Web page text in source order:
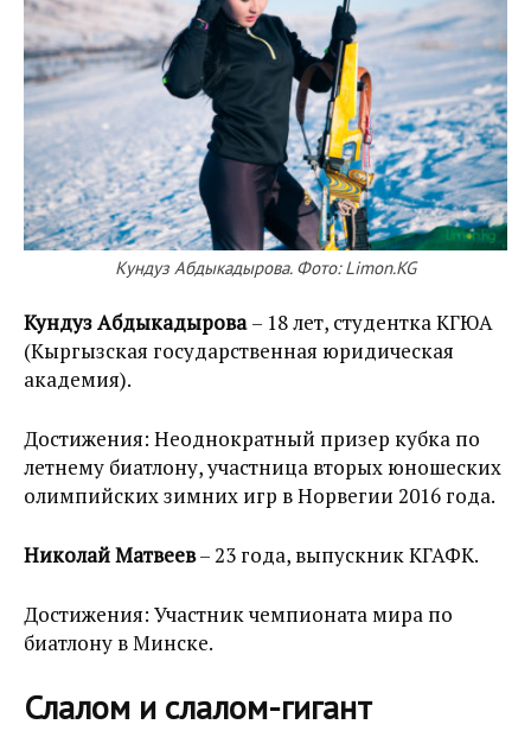
Кундуз Абдыкадырова. Фото: Limon.KG
Кундуз Абдыкадырова– 18 лет, студентка КГЮА
(Кыргызская государственная юридическая
академия).
Достижения: Неоднократный призер кубка по
летнему биатлону, участница вторых юношеских
олимпийских зимних игр в Норвегии 2016 года.
Николай Матвеев– 23 года, выпускник КГАФК.
Достижения: Участник чемпионата мира по
биатлону в Минске.
Слалом и слалом-гигант